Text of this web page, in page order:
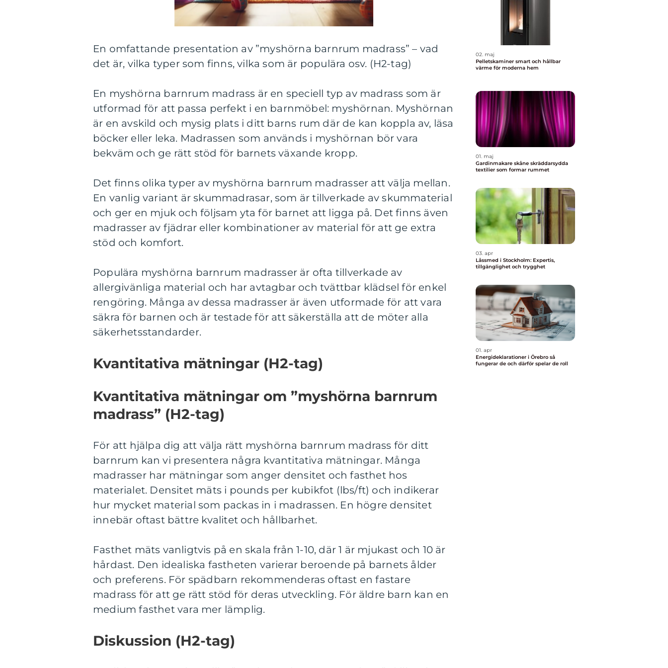
En omfattande presentation av ”myshörna barnrum madrass” – vad
det är, vilka typer som finns, vilka som är populära osv. (H2-tag)
En myshörna barnrum madrass är en speciell typ av madrass som är
utformad för att passa perfekt i en barnmöbel: myshörnan. Myshörnan
är en avskild och mysig plats i ditt barns rum där de kan koppla av, läsa
böcker eller leka. Madrassen som används i myshörnan bör vara
bekväm och ge rätt stöd för barnets växande kropp.
Det finns olika typer av myshörna barnrum madrasser att välja mellan.
En vanlig variant är skummadrasar, som är tillverkade av skummaterial
och ger en mjuk och följsam yta för barnet att ligga på. Det finns även
madrasser av fjädrar eller kombinationer av material för att ge extra
stöd och komfort.
Populära myshörna barnrum madrasser är ofta tillverkade av
allergivänliga material och har avtagbar och tvättbar klädsel för enkel
rengöring. Många av dessa madrasser är även utformade för att vara
säkra för barnen och är testade för att säkerställa att de möter alla
säkerhetsstandarder.
Kvantitativa mätningar (H2-tag)
Kvantitativa mätningar om ”myshörna barnrum
madrass” (H2-tag)
För att hjälpa dig att välja rätt myshörna barnrum madrass för ditt
barnrum kan vi presentera några kvantitativa mätningar. Många
madrasser har mätningar som anger densitet och fasthet hos
materialet. Densitet mäts i pounds per kubikfot (lbs/ft) och indikerar
hur mycket material som packas in i madrassen. En högre densitet
innebär oftast bättre kvalitet och hållbarhet.
Fasthet mäts vanligtvis på en skala från 1-10, där 1 är mjukast och 10 är
hårdast. Den idealiska fastheten varierar beroende på barnets ålder
och preferens. För spädbarn rekommenderas oftast en fastare
madrass för att ge rätt stöd för deras utveckling. För äldre barn kan en
medium fasthet vara mer lämplig.
Diskussion (H2-tag)
02. maj
Pelletskaminer smart och hållbar
värme för moderna hem
01. maj
Gardinmakare skåne skräddarsydda
textilier som formar rummet
03. apr
Låssmed i Stockholm: Expertis,
tillgänglighet och trygghet
01. apr
Energideklarationer i Örebro så
fungerar de och därför spelar de roll